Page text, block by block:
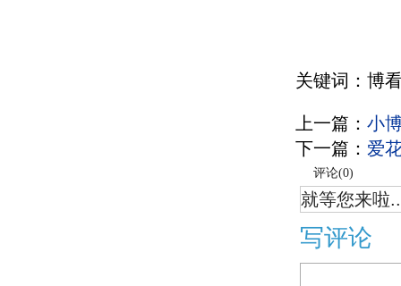
关键词：博
上一篇： 小
下一篇： 爱
评论(0)
就等您来啦
写评论